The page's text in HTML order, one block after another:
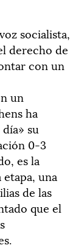
socialista,
derecho de
con un
un
ha
su
0-3
es la
una
de las
que el